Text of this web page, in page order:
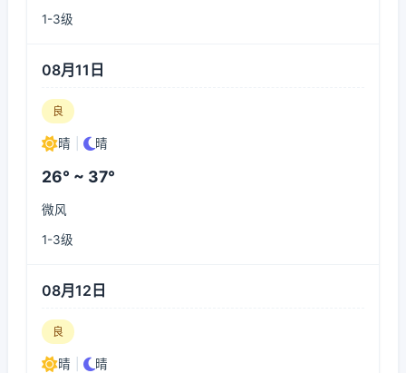
1-3级
08月11日
良
晴 晴
26° ~ 37°
微风
1-3级
08月12日
良
晴 晴